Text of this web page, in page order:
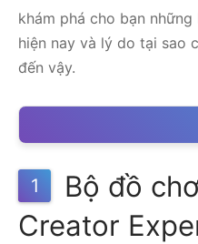
khám phá cho bạn
hiện nay và lý do tại sao
đến vậy.
1
Bộ đồ
Creator